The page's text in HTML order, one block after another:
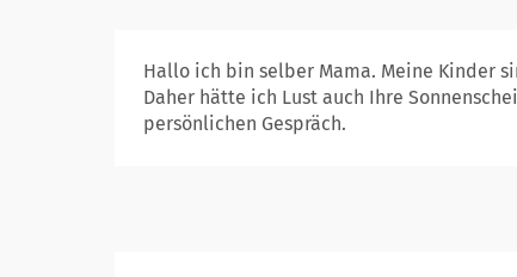
Hallo ich bin selber Mama. Meine Kinder
Daher hätte ich Lust auch Ihre
persönlichen Gespräch.